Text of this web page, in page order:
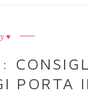
♥
PORTA